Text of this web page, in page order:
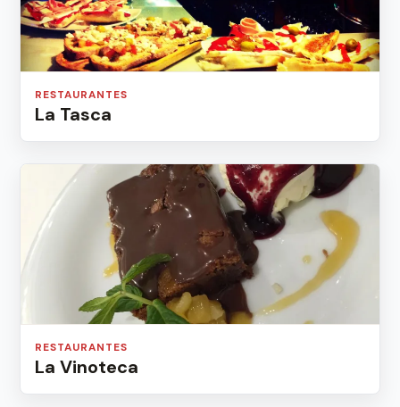
RESTAURANTES
La Tasca
RESTAURANTES
La Vinoteca